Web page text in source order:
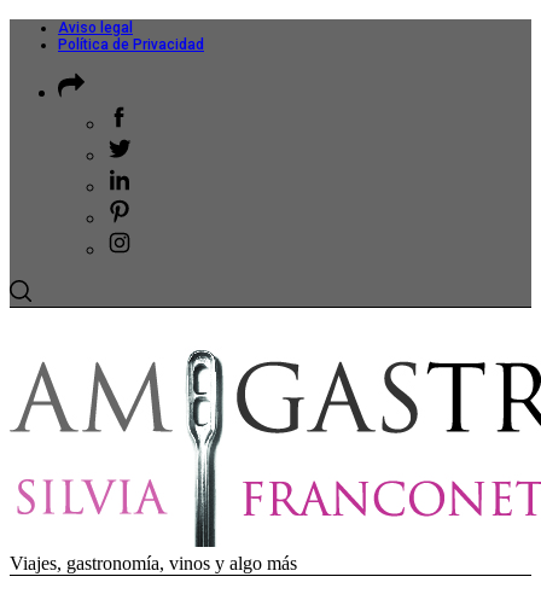
Aviso legal
Política de Privacidad
Viajes, gastronomía, vinos y algo más